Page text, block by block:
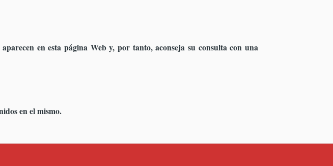
en esta página Web y, por tanto, aconseja su consulta con una
en el mismo.